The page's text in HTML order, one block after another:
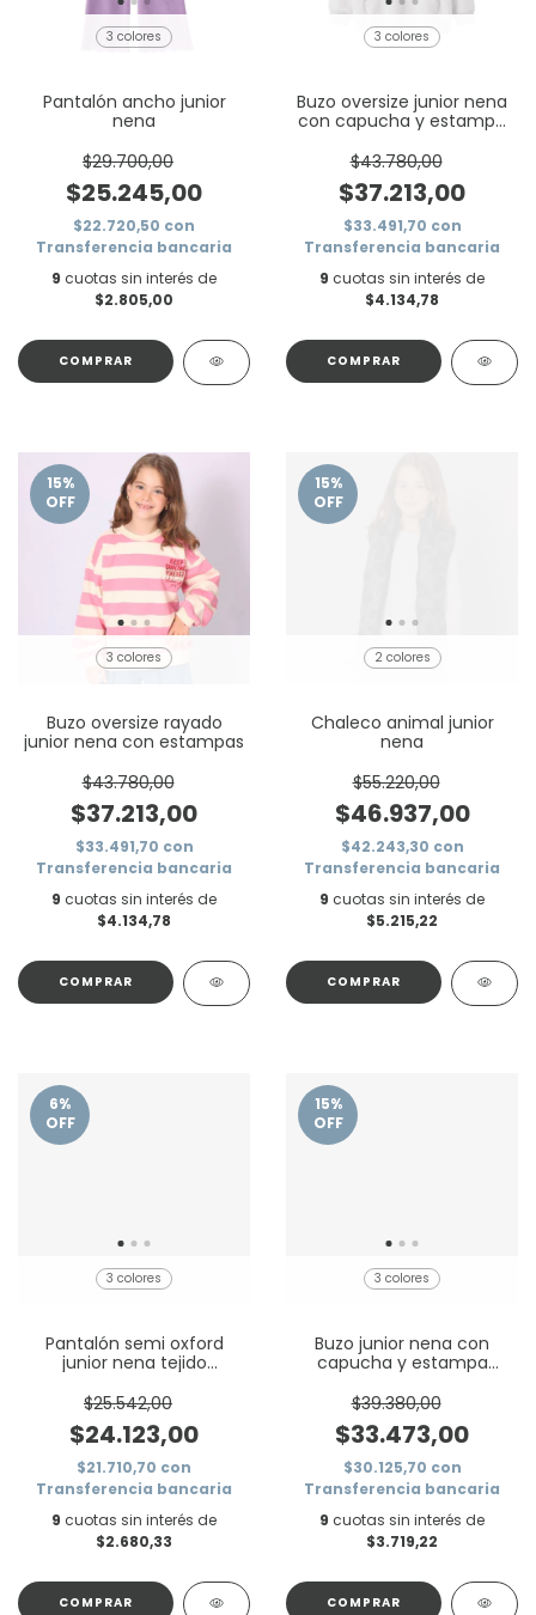
3 colores
Pantalón ancho junior
nena
$29.700,00
$25.245,00
$22.720,50 con
Transferencia bancaria
9 cuotas sin interés de
$2.805,00
COMPRAR
3 colores
Buzo oversize junior nena
con capucha y estampa
$43.780,00
$37.213,00
$33.491,70 con
Transferencia bancaria
9 cuotas sin interés de
$4.134,78
COMPRAR
15%
OFF
3 colores
Buzo oversize rayado
junior nena con estampas
$43.780,00
$37.213,00
$33.491,70 con
Transferencia bancaria
9 cuotas sin interés de
$4.134,78
COMPRAR
15%
OFF
2 colores
Chaleco animal junior
nena
$55.220,00
$46.937,00
$42.243,30 con
Transferencia bancaria
9 cuotas sin interés de
$5.215,22
COMPRAR
6%
OFF
3 colores
Pantalón semi oxford
junior nena tejido
$25.542,00
$24.123,00
$21.710,70 con
Transferencia bancaria
9 cuotas sin interés de
$2.680,33
COMPRAR
15%
OFF
3 colores
Buzo junior nena con
capucha y estampa
$39.380,00
$33.473,00
$30.125,70 con
Transferencia bancaria
9 cuotas sin interés de
$3.719,22
COMPRAR